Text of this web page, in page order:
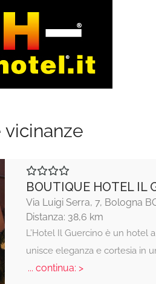
BOUTIQUE HOTEL IL
Via Luigi Serra, 7, Bologna
Distanza: 38,6 km
L’Hotel Il Guercino è un hotel
unisce eleganza e cortesia in
... continua: >